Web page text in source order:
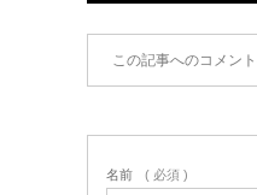
この記事へのコメン
名前 ( 必須 )